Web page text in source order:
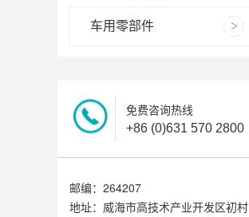
车用零部件
免费咨询热线
+86 (0)631 570 2800
邮编：264207
地址：威海市高技术产业开发区初村